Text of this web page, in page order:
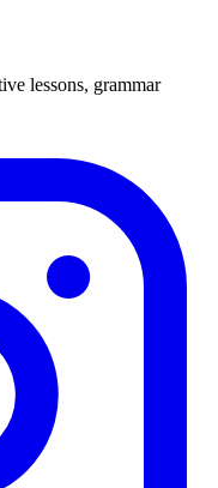
lessons, grammar